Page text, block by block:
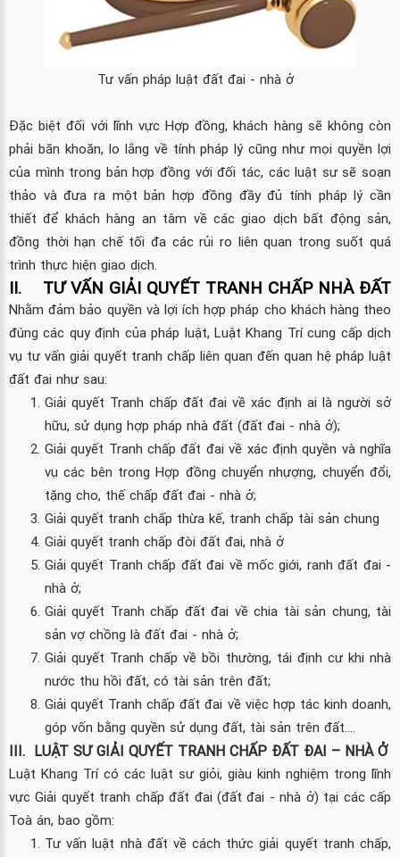
Tư vấn pháp luật đất đai - nhà ở
Đặc biệt đối với lĩnh vực Hợp đồng, khách hàng sẽ không còn
phải băn khoăn, lo lắng về tính pháp lý cũng như mọi quyền lợi
của mình trong bản hợp đồng với đối tác, các luật sư sẽ soạn
thảo và đưa ra một bản hợp đồng đầy đủ tính pháp lý cần
thiết để khách hàng an tâm về các giao dịch bất động sản,
đồng thời hạn chế tối đa các rủi ro liên quan trong suốt quá
trình thực hiện giao dịch.
II. TƯ VẤN GIẢI QUYẾT TRANH CHẤP NHÀ ĐẤT
Nhằm đảm bảo quyền và lợi ích hợp pháp cho khách hàng theo
đúng các quy định của pháp luật, Luật Khang Trí cung cấp dịch
vụ tư vấn giải quyết tranh chấp liên quan đến quan hệ pháp luật
đất đai như sau:
Giải quyết Tranh chấp đất đai về xác định ai là người sở
hữu, sử dụng hợp pháp nhà đất (đất đai - nhà ở);
Giải quyết Tranh chấp đất đai về xác định quyền và nghĩa
vụ các bên trong Hợp đồng chuyển nhựợng, chuyển đổi,
tặng cho, thế chấp đất đai - nhà ở;
Giải quyết tranh chấp thừa kế, tranh chấp tài sản chung
Giải quyết tranh chấp đòi đất đai, nhà ở
Giải quyết Tranh chấp đất đai về mốc giới, ranh đất đai -
nhà ở;
Giải quyết Tranh chấp đất đai về chia tài sản chung, tài
sản vợ chồng là đất đai - nhà ở;
Giải quyết Tranh chấp về bồi thường, tái định cư khi nhà
nước thu hồi đất, có tài sản trên đất;
Giải quyết Tranh chấp đất đai về việc hợp tác kinh doanh,
góp vốn bằng quyền sử dụng đất, tài sản trên đất….
III. LUẬT SƯ GIẢI QUYẾT TRANH CHẤP ĐẤT ĐAI – NHÀ Ở
Luật Khang Trí có các luật sư giỏi, giàu kinh nghiệm trong lĩnh
vực Giải quyết tranh chấp đất đai (đất đai - nhà ở) tại các cấp
Toà án, bao gồm:
Tư vấn luật nhà đất về cách thức giải quyết tranh chấp,